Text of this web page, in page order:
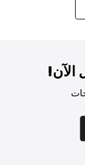
الآن!